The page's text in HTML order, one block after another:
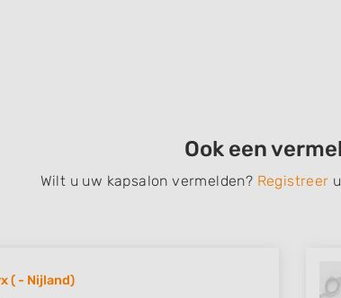
en het centrum) van Bellingwolde.
Ook een
Wilt u uw kapsalon vermelden? Registreer
( - Nijland)